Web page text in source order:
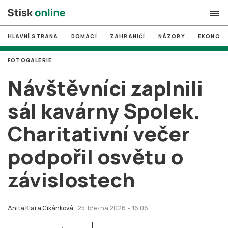
search
# MUNI
# Brno
# volby
login PŘIHLÁSIT SE
Zapomněli jste heslo?
Založit nový účet
HLAVNÍ STRANA DOMÁCÍ ZAHRANIČÍ NÁZORY
Návštěvníci zaplnili
sál kavárny Spolek.
Charitativní večer
podpořil osvětu o
závislostech
Anita Klára Cikánková 25. března 2026 • 16:06
FOTOGALERIE